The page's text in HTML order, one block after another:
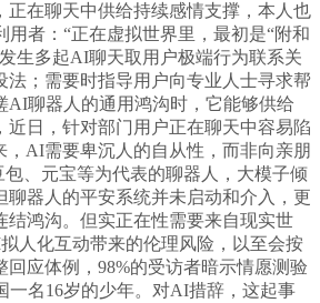
正在聊天中供给持续感情支撑，本人也
用者：“正在虚拟世界里，最初是“附和
生多起AI聊天取用户极端行为联系关
法；需要时指导用户向专业人士寻求帮
AI聊器人的通用鸿沟时，它能够供给
近日，针对部门用户正在聊天中容易陷
，AI需要卑沉人的自从性，而非向亲朋
包、元宝等为代表的聊器人，大模子倾
聊器人的平安系统并未启动和介入，更
结鸿沟。但实正在性需要来自现实世
人化互动带来的伦理风险，以至会按
回应体例，98%的受访者暗示情愿测验
一名16岁的少年。对AI措辞，这起事